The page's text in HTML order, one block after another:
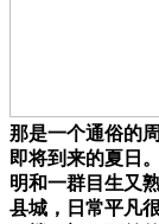
那是一个通俗的
即将到来的夏日
明和一群目生又
县城，日常平凡